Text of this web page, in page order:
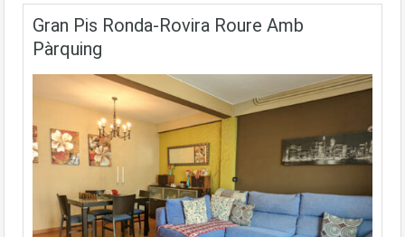
Gran Pis Ronda-Rovira Roure Amb
Pàrquing